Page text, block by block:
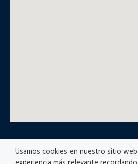
© All rights
Usamos cookies en nuestro sitio